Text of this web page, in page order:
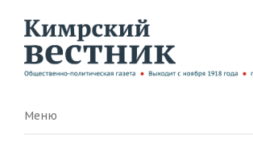
Menu
Меню